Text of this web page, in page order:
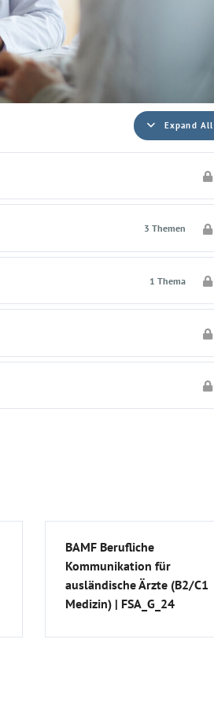
Expand All
3 Themen
1 Thema
BAMF Berufliche
Kommunikation für
ausländische Ärzte (B2/C1
Medizin) | FSA_G_24